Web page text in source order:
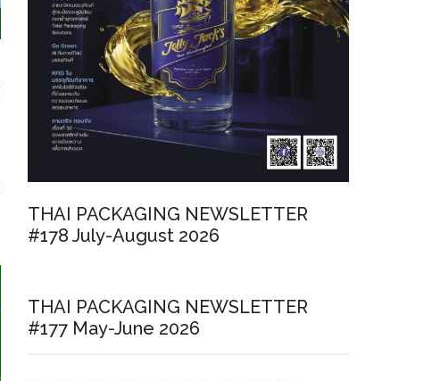
THAI PACKAGING NEWSLETTER
#178 July-August 2026
THAI PACKAGING NEWSLETTER
#177 May-June 2026